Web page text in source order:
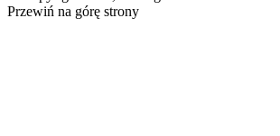
Przewiń na górę strony